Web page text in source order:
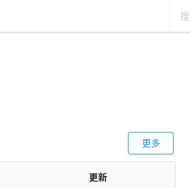
更多
更新